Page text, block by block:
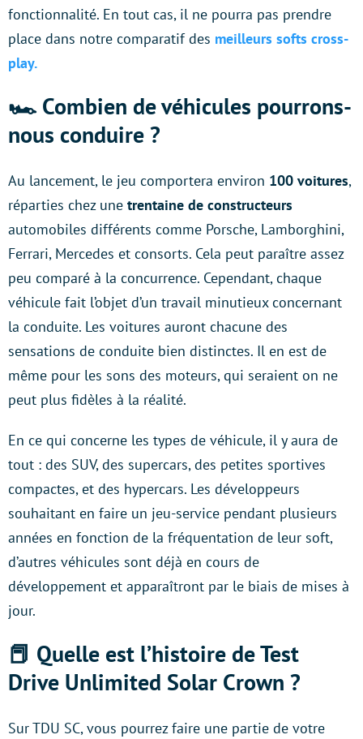
fonctionnalité. En tout cas, il ne pourra pas prendre
place dans notre comparatif des meilleurs softs cross-
play.
🏎️ Combien de véhicules pourrons-
nous conduire ?
Au lancement, le jeu comportera environ 100 voitures,
réparties chez une trentaine de constructeurs
automobiles différents comme Porsche, Lamborghini,
Ferrari, Mercedes et consorts. Cela peut paraître assez
peu comparé à la concurrence. Cependant, chaque
véhicule fait l’objet d’un travail minutieux concernant
la conduite. Les voitures auront chacune des
sensations de conduite bien distinctes. Il en est de
même pour les sons des moteurs, qui seraient on ne
peut plus fidèles à la réalité.
En ce qui concerne les types de véhicule, il y aura de
tout : des SUV, des supercars, des petites sportives
compactes, et des hypercars. Les développeurs
souhaitant en faire un jeu-service pendant plusieurs
années en fonction de la fréquentation de leur soft,
d’autres véhicules sont déjà en cours de
développement et apparaîtront par le biais de mises à
jour.
📕 Quelle est l’histoire de Test
Drive Unlimited Solar Crown ?
Sur TDU SC, vous pourrez faire une partie de votre